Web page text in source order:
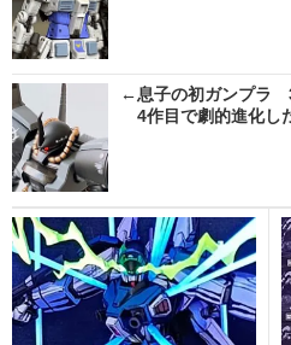
←息子の初ガンプラ
4作目で劇的進化し